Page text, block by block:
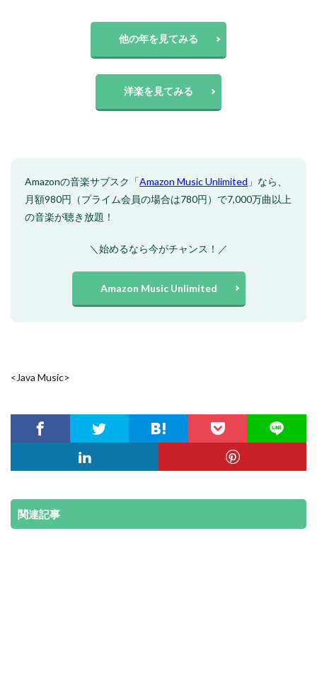
他の年を見てみる
洋楽を見てみる
Amazonの音楽サブスク「Amazon Music Unlimited 」なら、
月額980円（プライム会員の場合は780円）で7,000万曲以上
の音楽が聴き放題！
＼始めるなら今がチャンス！／
Amazon Music Unlimited
<Java Music>
関連記事